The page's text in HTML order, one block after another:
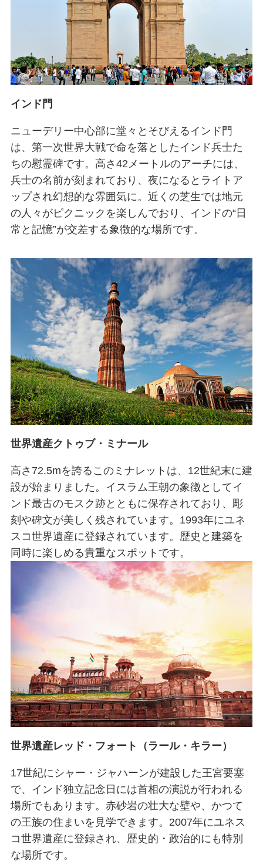
インド門
ニューデリー中心部に堂々とそびえるインド門
は、第一次世界大戦で命を落としたインド兵士た
ちの慰霊碑です。高さ42メートルのアーチには、
兵士の名前が刻まれており、夜になるとライトア
ップされ幻想的な雰囲気に。近くの芝生では地元
の人々がピクニックを楽しんでおり、インドの“日
常と記憶”が交差する象徴的な場所です。
世界遺産クトゥブ・ミナール
高さ72.5mを誇るこのミナレットは、12世紀末に建
設が始まりました。イスラム王朝の象徴としてイ
ンド最古のモスク跡とともに保存されており、彫
刻や碑文が美しく残されています。1993年にユネ
スコ世界遺産に登録されています。歴史と建築を
同時に楽しめる貴重なスポットです。
世界遺産レッド・フォート（ラール・キラー）
17世紀にシャー・ジャハーンが建設した王宮要塞
で、インド独立記念日には首相の演説が行われる
場所でもあります。赤砂岩の壮大な壁や、かつて
の王族の住まいを見学できます。2007年にユネス
コ世界遺産に登録され、歴史的・政治的にも特別
な場所です。